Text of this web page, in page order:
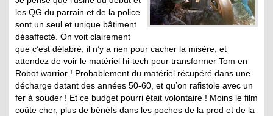
les QG du parrain et de la police
sont un seul et unique bâtiment
désaffecté. On voit clairement
que c’est délabré, il n’y a rien pour cacher la misère, et
attendez de voir le matériel hi-tech pour transformer Tom en
Robot warrior ! Probablement du matériel récupéré dans une
décharge datant des années 50-60, et qu’on rafistole avec un
fer à souder ! Et ce budget pourri était volontaire ! Moins le film
coûte cher, plus de bénèfs dans les poches de la prod et de la